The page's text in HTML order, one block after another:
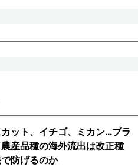
ット、イチゴ、ミカン...ブラ
産品種の海外流出は改正種
防げるのか